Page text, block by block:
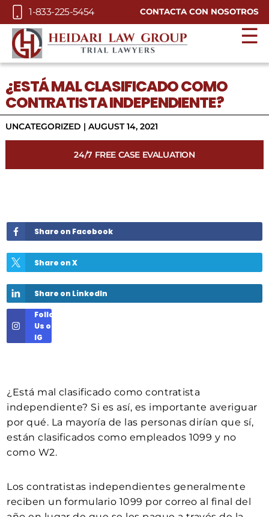
Skip to Main Content
1-833-225-5454 CONTACTA CON NOSOTROS
☰
¿ESTÁ MAL CLASIFICADO COMO
CONTRATISTA INDEPENDIENTE?
UNCATEGORIZED | AUGUST 14, 2021
24/7 FREE CASE EVALUATION
Share on Facebook
Share on X
Share on LinkedIn
Follow
Us on
IG
¿Está mal clasificado como contratista
independiente? Si es así, es importante averiguar
por qué. La mayoría de las personas dirían que sí,
están clasificados como empleados 1099 y no
como W2.
Los contratistas independientes generalmente
reciben un formulario 1099 por correo al final del